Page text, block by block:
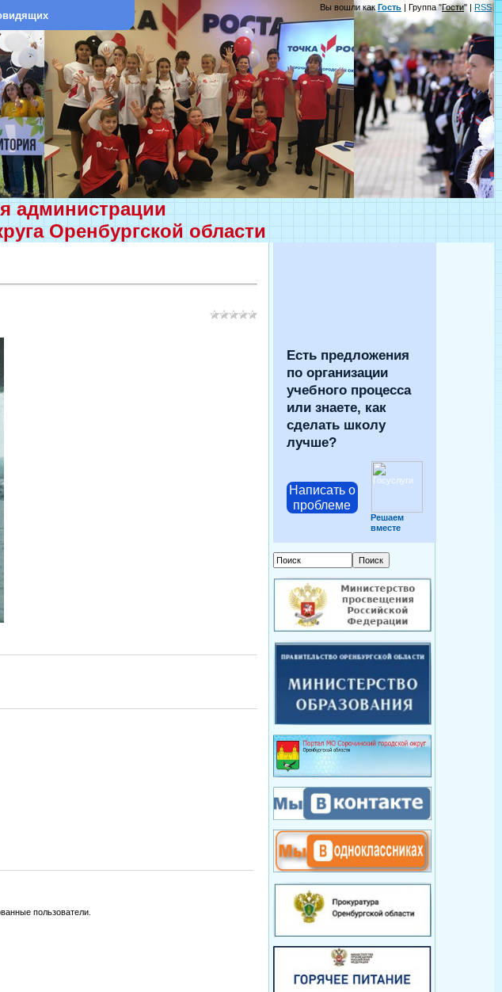
Вы вошли какГость | Группа "Гости" | RSS
администрации
Оренбургской области
пользователи.
Есть предложения
по организации
учебного процесса
или знаете, как
сделать школу
лучше?
Написать о
проблеме
Решаем
вместе